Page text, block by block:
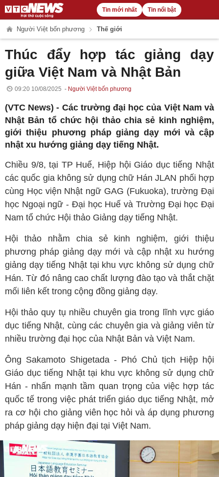
Tin mới nhất Tin nổi bật
Người Việt bốn phương Thế giới
Thúc đẩy hợp tác giảng dạy
giữa Việt Nam và Nhật Bản
09:20 10/08/2025 Người Việt bốn phương
(VTC News) - Các trường đại học của Việt Nam và
Nhật Bản tổ chức hội thảo chia sẻ kinh nghiệm,
giới thiệu phương pháp giảng dạy mới và cập
nhật xu hướng giảng dạy tiếng Nhật.
Chiều 9/8, tại TP Huế, Hiệp hội Giáo dục tiếng Nhật
các quốc gia không sử dụng chữ Hán JLAN phối hợp
cùng Học viện Nhật ngữ GAG (Fukuoka), trường Đại
học Ngoại ngữ - Đại học Huế và Trường Đại học Đại
Nam tổ chức Hội thảo Giảng dạy tiếng Nhật.
Hội thảo nhằm chia sẻ kinh nghiệm, giới thiệu
phương pháp giảng dạy mới và cập nhật xu hướng
giảng dạy tiếng Nhật tại khu vực không sử dụng chữ
Hán. Từ đó nâng cao chất lượng đào tạo và thắt chặt
mối liên kết trong cộng đồng giảng dạy.
Hội thảo quy tụ nhiều chuyên gia trong lĩnh vực giáo
dục tiếng Nhật, cùng các chuyên gia và giảng viên từ
nhiều trường đại học của Nhật Bản và Việt Nam.
Ông Sakamoto Shigetada - Phó Chủ tịch Hiệp hội
Giáo dục tiếng Nhật tại khu vực không sử dụng chữ
Hán - nhấn mạnh tầm quan trọng của việc hợp tác
quốc tế trong việc phát triển giáo dục tiếng Nhật, mở
ra cơ hội cho giảng viên học hỏi và áp dụng phương
pháp giảng dạy hiện đại tại Việt Nam.